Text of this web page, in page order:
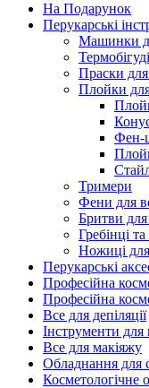
На Подарунок
Перукарські
Машинки
Праски
Плойки
Фен-
Тримери
Фени для
Бритви
Гребінці
Ножиці
Перукарські
Професійна
Професійна
Все для депіляції
Інструменти
Все для макіяжу
Обладнання для
Косметологічне